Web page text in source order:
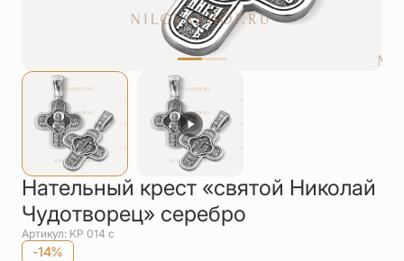
Цепи
Чётки
Другое
Нательный крест «святой Николай
Чудотворец» серебро
Артикул: КР 014 с
-14%